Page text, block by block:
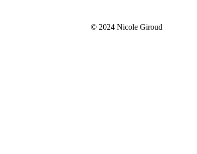
© 2024 Nicole Giroud